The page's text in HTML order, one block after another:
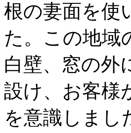
根の妻面を使
た。この地域
白壁、窓の外
設け、お客様
を意識しまし